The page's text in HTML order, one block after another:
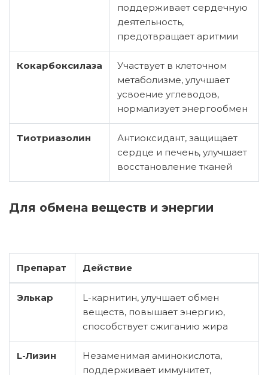
поддерживает сердечную
деятельность,
предотвращает аритмии
Кокарбоксилаза
Участвует в клеточном
метаболизме, улучшает
усвоение углеводов,
нормализует энергообмен
Тиотриазолин
Антиоксидант, защищает
сердце и печень, улучшает
восстановление тканей
Для обмена веществ и энергии
Препарат Действие
Элькар
L-карнитин, улучшает обмен
веществ, повышает энергию,
способствует сжиганию жира
L-Лизин
Незаменимая аминокислота,
поддерживает иммунитет,